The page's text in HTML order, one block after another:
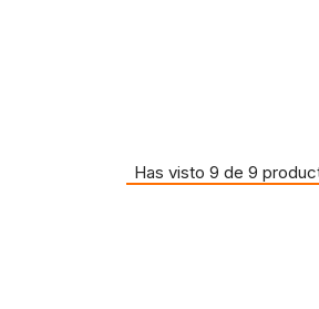
Has visto 9 de 9